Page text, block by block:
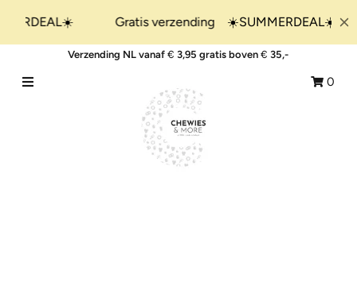
Verzending NL vanaf€3,95 gratis boven€35,-
0